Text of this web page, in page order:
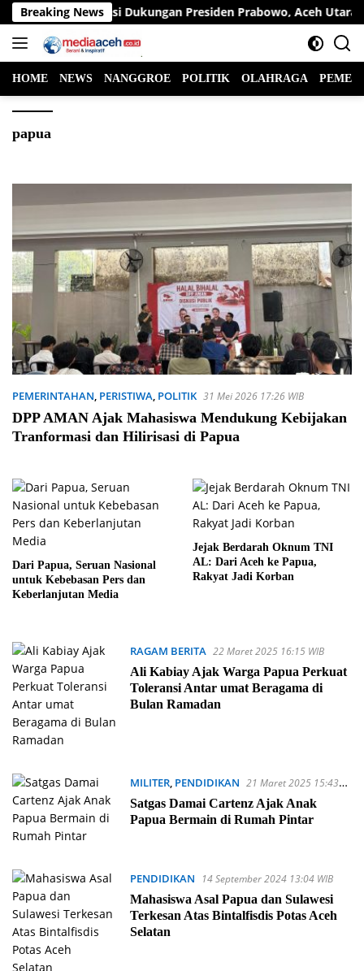
Langsung
ke
konten
Breaking News
Apresiasi Dukungan Presiden Prabowo, Aceh Utara Terima
HOME NEWS NANGGROE POLITIK OLAHRAGA
papua
PEMERINTAHAN, PERISTIWA, POLITIK 31 Mei 2026 17:26 WIB
DPP AMAN Ajak Mahasiswa Mendukung Kebijakan
Tranformasi dan Hilirisasi di Papua
Dari Papua, Seruan Nasional
untuk Kebebasan Pers dan
Keberlanjutan Media
Jejak Berdarah Oknum TNI
AL: Dari Aceh ke Papua,
Rakyat Jadi Korban
RAGAM BERITA 22 Maret 2025 16:15 WIB
Ali Kabiay Ajak Warga Papua Perkuat
Toleransi Antar umat Beragama di
Bulan Ramadan
MILITER, PENDIDIKAN 21 Maret 2025 15:43
WIB
Satgas Damai Cartenz Ajak Anak
Papua Bermain di Rumah Pintar
PENDIDIKAN
14 September 2024 13:04 WIB
Mahasiswa Asal Papua dan Sulawesi
Terkesan Atas Bintalfisdis Potas Aceh
Selatan